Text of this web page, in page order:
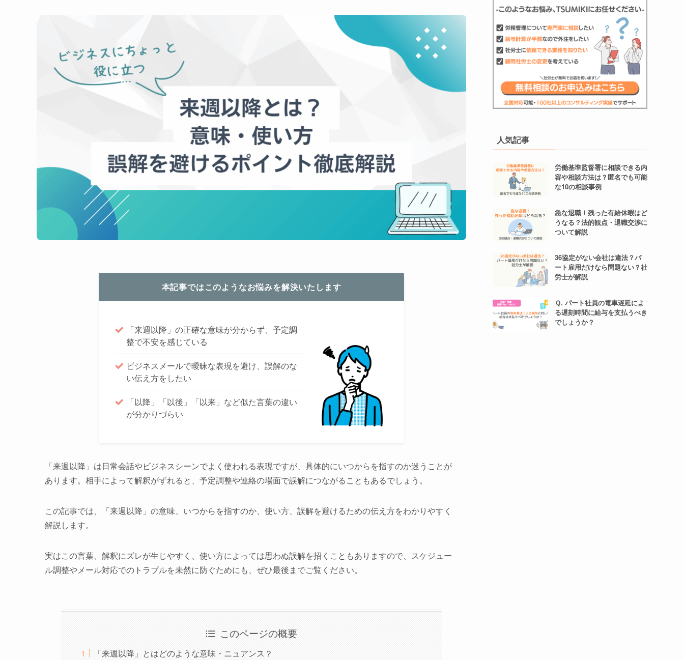
本記事ではこのようなお悩みを解決いたします
「来週以降」の正確な意味が分からず、予定調
整で不安を感じている
ビジネスメールで曖昧な表現を避け、誤解のな
い伝え方をしたい
「以降」「以後」「以来」など似た言葉の違い
が分かりづらい
「来週以降」は日常会話やビジネスシーンでよく使われる表現ですが、具体的にいつからを指すのか迷うことが
あります。相手によって解釈がずれると、予定調整や連絡の場面で誤解につながることもあるでしょう。
この記事では、「来週以降」の意味、いつからを指すのか、使い方、誤解を避けるための伝え方をわかりやすく
解説します。
実はこの言葉、解釈にズレが生じやすく、使い方によっては思わぬ誤解を招くこともありますので、スケジュー
ル調整やメール対応でのトラブルを未然に防ぐためにも、ぜひ最後までご覧ください。
このページの概要
「来週以降」とはどのような意味・ニュアンス？
人気記事
労働基準監督署に相談できる内
容や相談方法は？匿名でも可能
な10の相談事例
急な退職！残った有給休暇はど
うなる？法的観点・退職交渉に
ついて解説
36協定がない会社は違法？パ
ート雇用だけなら問題ない？社
労士が解説
Ｑ. パート社員の電車遅延によ
る遅刻時間に給与を支払うべき
でしょうか？